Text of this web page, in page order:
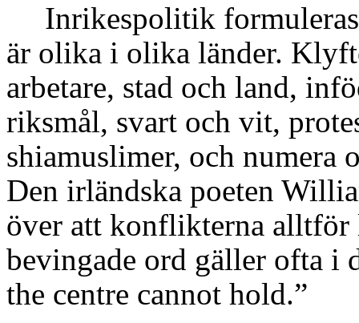
Inrikespolitik
är olika i olika länder.
arbetare, stad och land,
riksmål, svart och vit,
shiamuslimer, och numera
Den irländska poeten
över att konflikterna alltför
bevingade ord gäller ofta i
the centre cannot hold.”